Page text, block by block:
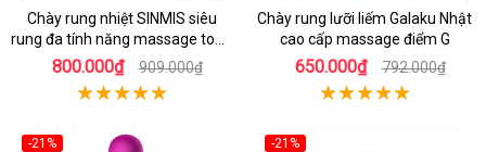
Chày rung nhiệt SINMIS siêu
rung đa tính năng massage toàn
thân
800.000₫ 909.000₫
Chày rung lưỡi liếm Galaku Nhật
cao cấp massage điểm G
650.000₫ 792.000₫
-21% -21%